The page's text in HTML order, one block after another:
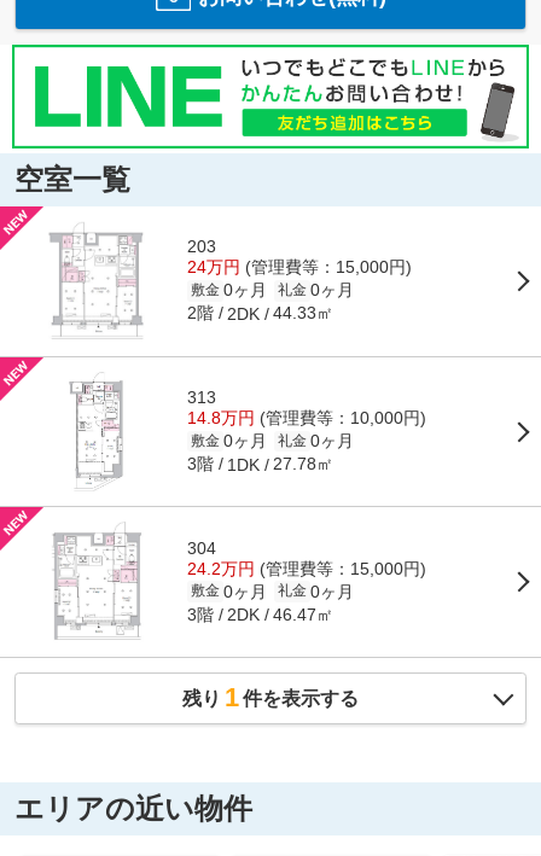
空室一覧
203
24万円 (管理費等：15,000円)
敷金 0ヶ月 礼金 0ヶ月
2階 2DK 44.33㎡
313
14.8万円 (管理費等：10,000円)
敷金 0ヶ月 礼金 0ヶ月
3階 1DK 27.78㎡
304
24.2万円 (管理費等：15,000円)
敷金 0ヶ月 礼金 0ヶ月
3階 2DK 46.47㎡
残り 1件を表示する
エリアの近い物件